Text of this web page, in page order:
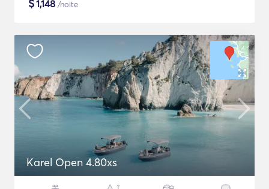
$1,148 /noite
Karel Open 4.80xs